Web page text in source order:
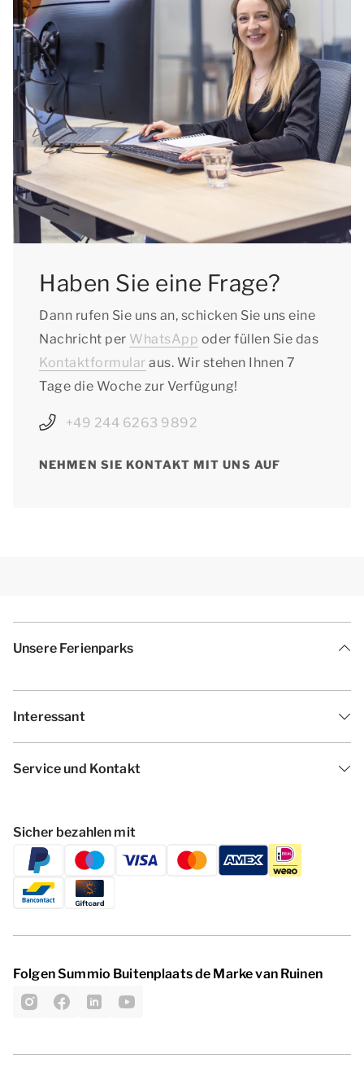
Haben Sie eine Frage?
Dann rufen Sie uns an, schicken Sie uns eine
Nachricht per WhatsApp oder füllen Sie das
Kontaktformular aus. Wir stehen Ihnen 7
Tage die Woche zur Verfügung!
+49 244 6263 9892
NEHMEN SIE KONTAKT MIT UNS AUF
Unsere Ferienparks
Interessant
Service und Kontakt
Sicher bezahlen mit
Folgen Summio Buitenplaats de Marke van Ruinen